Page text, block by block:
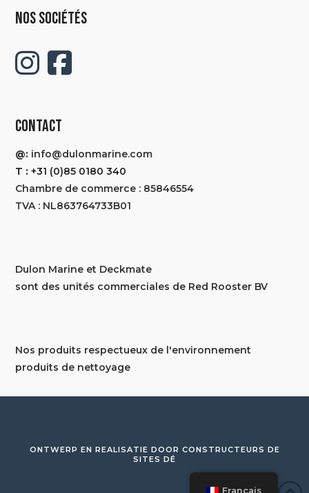
NOS SOCIÉTÉS
CONTACT
@: info@dulonmarine.com
T : +31 (0)85 0180 340
Chambre de commerce : 85846554
TVA : NL863764733B01
Dulon Marine et Deckmate
sont des unités commerciales de Red Rooster BV
Nos produits respectueux de l'environnement
produits de nettoyage
ONTWERP EN REALISATIE DOOR CONSTRUCTEURS DE
SITES DÉ
Français